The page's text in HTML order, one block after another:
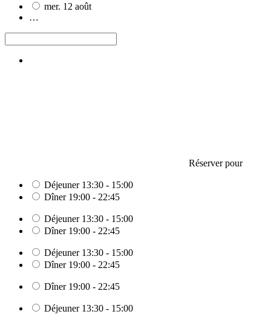
mer. 12 août
…
Réserver pour
Déjeuner 13:30 - 15:00
Dîner 19:00 - 22:45
Déjeuner 13:30 - 15:00
Dîner 19:00 - 22:45
Déjeuner 13:30 - 15:00
Dîner 19:00 - 22:45
Dîner 19:00 - 22:45
Déjeuner 13:30 - 15:00